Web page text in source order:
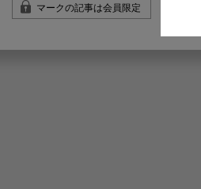
マークの記事は会員限定